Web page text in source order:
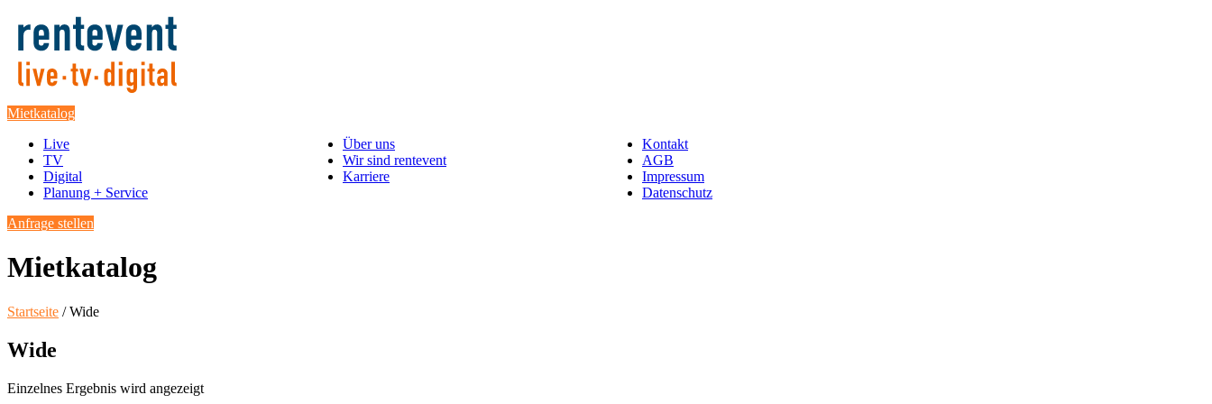
Mietkatalog
Live
TV
Digital
Planung + Service
Über uns
Wir sind rentevent
Karriere
Kontakt
AGB
Impressum
Datenschutz
Anfrage stellen
Mietkatalog
Startseite / Wide
Wide
Einzelnes Ergebnis wird angezeigt